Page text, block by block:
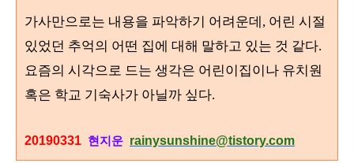
가사만으로는 내용을 파악하기 어려운데, 어린 시절
있었던 추억의 어떤 집에 대해 말하고 있는 것 같다.
요즘의 시각으로 드는 생각은 어린이집이나 유치원
혹은 학교 기숙사가 아닐까 싶다.
20190331 현지운 rainysunshine@tistory.com